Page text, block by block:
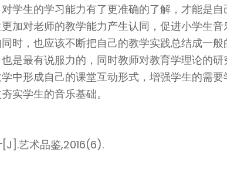
学生的学习能力有了更准确的了解，才能是自
加对老师的教学能力产生认同，促进小学生音
时，也应该不断把自己的教学实践总结成一
是最有说服力的，同时教师对教育学理论的
中形成自己的课堂互动形式，增强学生的需
实学生的音乐基础。
[J].艺术品鉴,2016(6).